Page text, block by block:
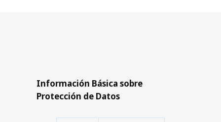
Información Básica sobre
Protección de Datos